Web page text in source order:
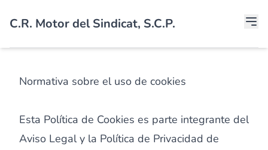
C.R. Motor del Sindicat, S.C.P.
Normativa sobre el uso de cookies
Esta Política de Cookies es parte integrante del
Aviso Legal y la Política de Privacidad de